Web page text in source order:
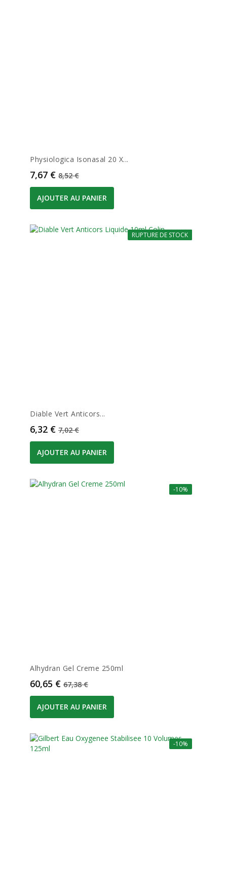
Physiologica Isonasal 20 X...
Prix
7,67 € Prix de base
8,52 €
AJOUTER AU PANIER
-10%
RUPTURE DE STOCK
Diable Vert Anticors...
Prix
6,32 € Prix de base
7,02 €
AJOUTER AU PANIER
-10%
Alhydran Gel Creme 250ml
Prix
60,65 € Prix de base
67,38 €
AJOUTER AU PANIER
-10%